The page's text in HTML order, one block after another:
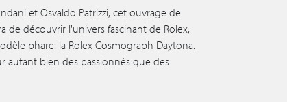
et Osvaldo Patrizzi, cet ouvrage de
de découvrir l'univers fascinant de Rolex,
phare: la Rolex Cosmograph Daytona.
autant bien des passionnés que des